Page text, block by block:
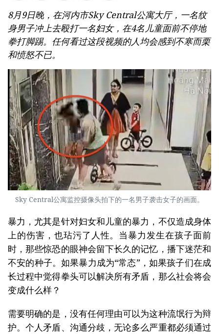
8月9日晚，在河内市Sky Central公寓大厅，一名纹
身男子冲上去殴打一名妇女，在4名儿童面前不停地
拳打脚踢。任何看过这段视频的人均会感到不寒而栗
和愤怒不已。
Sky Central公寓监控摄像头拍下的一名男子袭击女子的画面。
暴力，尤其是针对妇女和儿童的暴力，不仅造成身体
上的伤害，也玷污了人性。当暴力发生在孩子面前
时，那些惊恐的眼神会留下长久的记忆，播下迷茫和
不安的种子。如果暴力成为“常态”，如果孩子们在成
长过程中觉得拳头可以解决所有矛盾，那么社会将会
变成什么样？
需要明确的是，没有任何理由可以为这种流氓行为辩
护。个人矛盾、沟通分歧，无论多么严重都必须通过